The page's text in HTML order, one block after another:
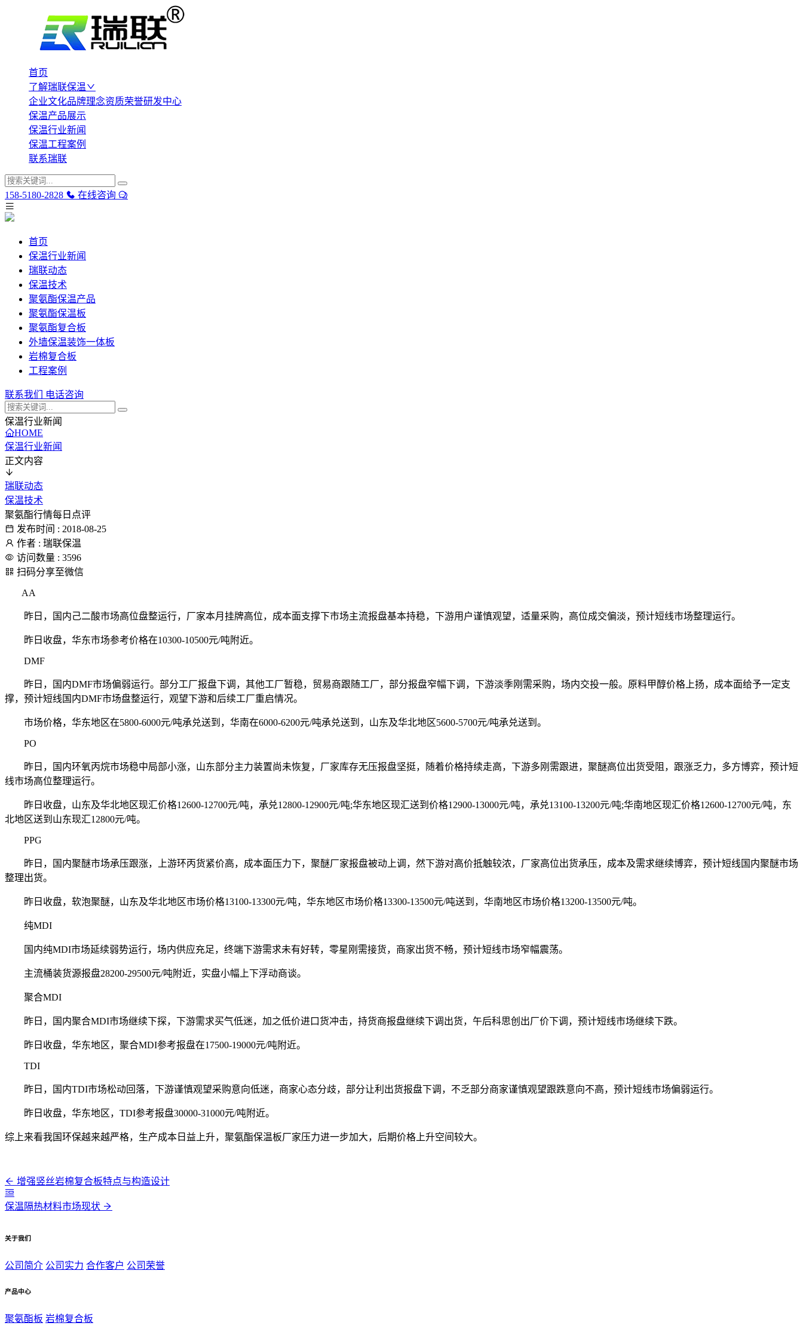
首页
了解瑞联保温
企业文化品牌理念资质荣誉研发中心
保温产品展示
保温行业新闻
保温工程案例
联系瑞联
158-5180-2828 在线咨询
首页
保温行业新闻
瑞联动态
保温技术
聚氨酯保温产品
聚氨酯保温板
聚氨酯复合板
外墙保温装饰一体板
岩棉复合板
工程案例
联系我们 电话咨询
保温行业新闻
HOME
保温行业新闻
正文内容
瑞联动态
保温技术
聚氨酯行情每日点评
发布时间 : 2018-08-25
作者 : 瑞联保温
访问数量 : 3596
扫码分享至微信
AA
昨日，国内己二酸市场高位盘整运行，厂家本月挂牌高位，成本面支撑下市场主流报盘基本持稳，下游用户谨慎观望，适量采购，高位成交偏淡，预计短线市场整理运行。
昨日收盘，华东市场参考价格在10300-10500元/吨附近。
DMF
昨日，国内DMF市场偏弱运行。部分工厂报盘下调，其他工厂暂稳，贸易商跟随工厂，部分报盘窄幅下调，下游淡季刚需采购，场内交投一般。原料甲醇价格上扬，成本面给予一定支
撑，预计短线国内DMF市场盘整运行，观望下游和后续工厂重启情况。
市场价格，华东地区在5800-6000元/吨承兑送到，华南在6000-6200元/吨承兑送到，山东及华北地区5600-5700元/吨承兑送到。
PO
昨日，国内环氧丙烷市场稳中局部小涨，山东部分主力装置尚未恢复，厂家库存无压报盘坚挺，随着价格持续走高，下游多刚需跟进，聚醚高位出货受阻，跟涨乏力，多方博弈，预计短
线市场高位整理运行。
昨日收盘，山东及华北地区现汇价格12600-12700元/吨，承兑12800-12900元/吨;华东地区现汇送到价格12900-13000元/吨，承兑13100-13200元/吨;华南地区现汇价格12600-12700元/吨，东
北地区送到山东现汇12800元/吨。
PPG
昨日，国内聚醚市场承压跟涨，上游环丙货紧价高，成本面压力下，聚醚厂家报盘被动上调，然下游对高价抵触较浓，厂家高位出货承压，成本及需求继续博弈，预计短线国内聚醚市场
整理出货。
昨日收盘，软泡聚醚，山东及华北地区市场价格13100-13300元/吨，华东地区市场价格13300-13500元/吨送到，华南地区市场价格13200-13500元/吨。
纯MDI
国内纯MDI市场延续弱势运行，场内供应充足，终端下游需求未有好转，零星刚需接货，商家出货不畅，预计短线市场窄幅震荡。
主流桶装货源报盘28200-29500元/吨附近，实盘小幅上下浮动商谈。
聚合MDI
昨日，国内聚合MDI市场继续下探，下游需求买气低迷，加之低价进口货冲击，持货商报盘继续下调出货，午后科思创出厂价下调，预计短线市场继续下跌。
昨日收盘，华东地区，聚合MDI参考报盘在17500-19000元/吨附近。
TDI
昨日，国内TDI市场松动回落，下游谨慎观望采购意向低迷，商家心态分歧，部分让利出货报盘下调，不乏部分商家谨慎观望跟跌意向不高，预计短线市场偏弱运行。
昨日收盘，华东地区，TDI参考报盘30000-31000元/吨附近。
综上来看我国环保越来越严格，生产成本日益上升，聚氨酯保温板厂家压力进一步加大，后期价格上升空间较大。
增强竖丝岩棉复合板特点与构造设计
保温隔热材料市场现状
关于我们
公司简介 公司实力 合作客户 公司荣誉
产品中心
聚氨酯板 岩棉复合板